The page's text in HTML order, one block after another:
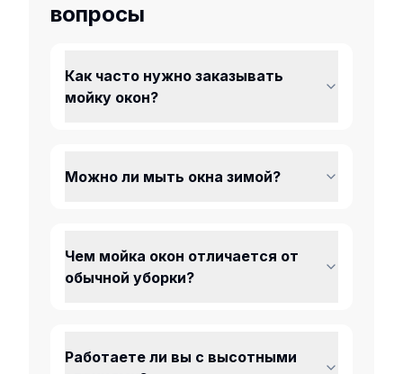
вопросы
Как часто нужно заказывать
мойку окон?
Можно ли мыть окна зимой?
Чем мойка окон отличается от
обычной уборки?
Работаете ли вы с высотными